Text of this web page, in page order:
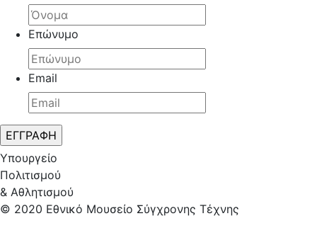
Επώνυμο
Email
Υπουργείο
Πολιτισμού
& Αθλητισμού
© 2020 Εθνικό Μουσείο Σύγχρονης Τέχνης